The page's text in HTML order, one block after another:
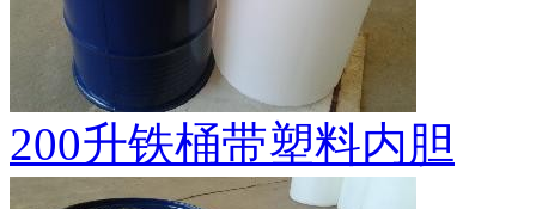
200升铁桶带塑料内胆